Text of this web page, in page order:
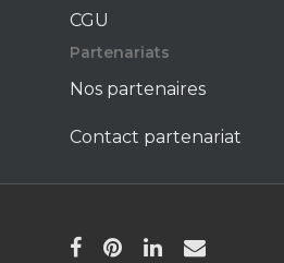
CGU
Partenariats
Nos partenaires
Contact partenariat